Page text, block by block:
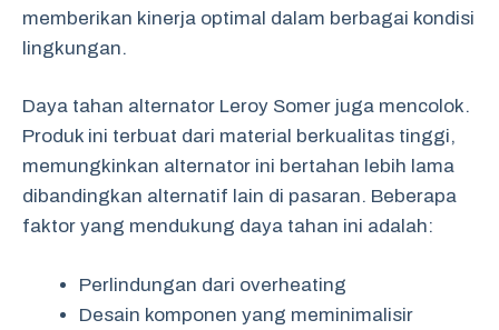
memberikan kinerja optimal dalam berbagai kondisi
lingkungan.
Daya tahan alternator Leroy Somer juga mencolok.
Produk ini terbuat dari material berkualitas tinggi,
memungkinkan alternator ini bertahan lebih lama
dibandingkan alternatif lain di pasaran. Beberapa
faktor yang mendukung daya tahan ini adalah:
Perlindungan dari overheating
Desain komponen yang meminimalisir